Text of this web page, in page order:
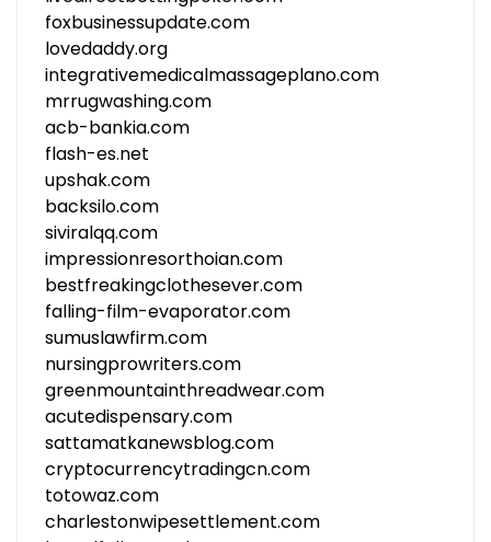
foxbusinessupdate.com
lovedaddy.org
integrativemedicalmassageplano.com
mrrugwashing.com
acb-bankia.com
flash-es.net
upshak.com
backsilo.com
siviralqq.com
impressionresorthoian.com
bestfreakingclothesever.com
falling-film-evaporator.com
sumuslawfirm.com
nursingprowriters.com
greenmountainthreadwear.com
acutedispensary.com
sattamatkanewsblog.com
cryptocurrencytradingcn.com
totowaz.com
charlestonwipesettlement.com